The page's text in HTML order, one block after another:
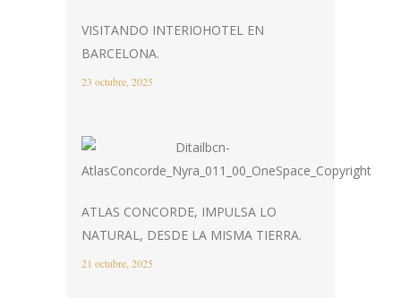
VISITANDO INTERIOHOTEL EN
BARCELONA.
23 octubre, 2025
ATLAS CONCORDE, IMPULSA LO
NATURAL, DESDE LA MISMA TIERRA.
21 octubre, 2025